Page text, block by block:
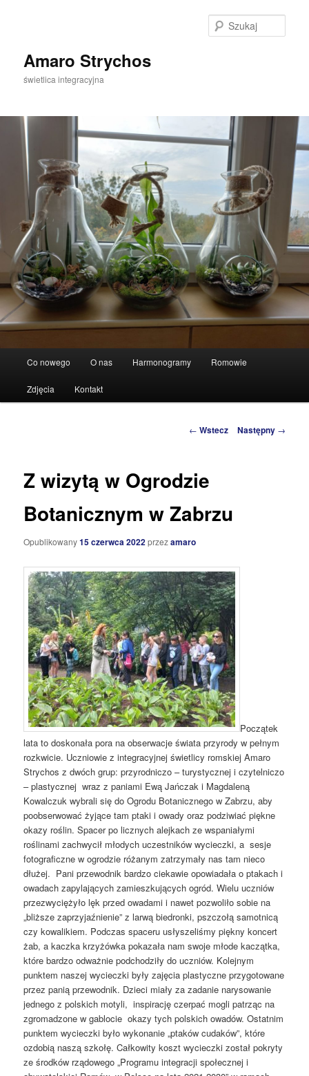
Amaro Strychos
świetlica integracyjna
Przeskocz
do
Co nowego O nas Harmonogramy Romowie
Zdjęcia Kontakt
Zobacz
← Wstecz Następny →
Z wizytą w Ogrodzie
Botanicznym w Zabrzu
Opublikowany15 czerwca 2022przezamaro
Początek
lata to doskonała pora na obserwacje świata przyrody w pełnym
rozkwicie. Uczniowie z integracyjnej świetlicy romskiej Amaro
Strychos z dwóch grup: przyrodniczo – turystycznej i czytelniczo
– plastycznej wraz z paniami Ewą Jańczak i Magdaleną
Kowalczuk wybrali się do Ogrodu Botanicznego w Zabrzu, aby
poobserwować żyjące tam ptaki i owady oraz podziwiać piękne
okazy roślin. Spacer po licznych alejkach ze wspaniałymi
roślinami zachwycił młodych uczestników wycieczki, a sesje
fotograficzne w ogrodzie różanym zatrzymały nas tam nieco
dłużej. Pani przewodnik bardzo ciekawie opowiadała o ptakach i
owadach zapylających zamieszkujących ogród. Wielu uczniów
przezwyciężyło lęk przed owadami i nawet pozwoliło sobie na
„bliższe zaprzyjaźnienie” z larwą biedronki, pszczołą samotnicą
czy kowalikiem. Podczas spaceru usłyszeliśmy piękny koncert
żab, a kaczka krzyżówka pokazała nam swoje młode kaczątka,
które bardzo odważnie podchodziły do uczniów. Kolejnym
punktem naszej wycieczki były zajęcia plastyczne przygotowane
przez panią przewodnik. Dzieci miały za zadanie narysowanie
jednego z polskich motyli, inspirację czerpać mogli patrząc na
zgromadzone w gablocie okazy tych polskich owadów. Ostatnim
punktem wycieczki było wykonanie „ptaków cudaków”, które
ozdobią naszą szkołę. Całkowity koszt wycieczki został pokryty
ze środków rządowego „Programu integracji społecznej i